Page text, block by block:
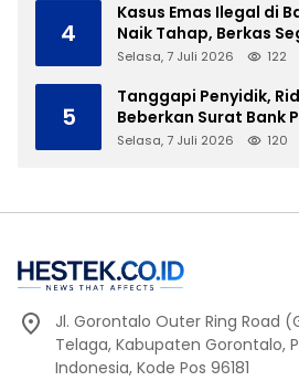
4
Kasus Emas Ilegal di
Naik Tahap, Berkas
ke JPU
Selasa, 7 Juli 2026 122
5
Tanggapi Penyidik,
Beberkan Surat Bank
Aset Eks PLTD Isimu
Selasa, 7 Juli 2026 120
Jl. Gorontalo Outer Ring Road
Telaga, Kabupaten Gorontalo,
Indonesia, Kode Pos 96181